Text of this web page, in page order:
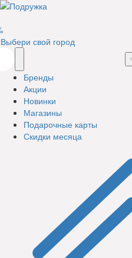
Выбери свой город
Бренды
Акции
Новинки
Магазины
Подарочные карты
Скидки месяца